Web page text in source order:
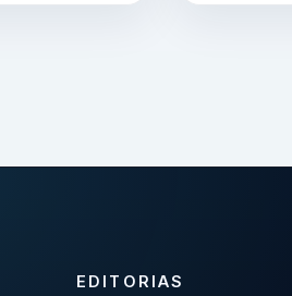
EDITORIAS